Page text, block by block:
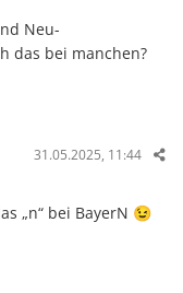
Neu-
das bei manchen?
31.05.2025, 11:44
„n“ bei BayerN 😉